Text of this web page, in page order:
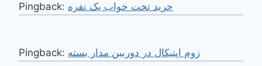
Pingback: خرید تخت خواب یک نفره
Pingback: زوم اپتیکال در دوربین مدار بسته